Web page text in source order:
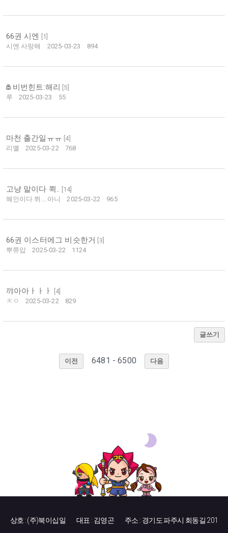
66권 시엔 1
시엔 사랑해
2025-03-23 894
비번힌트:해리 5
루
2025-03-23 55
마천 출간일ㅠㅠ 4]
리옐
2025-03-22 768
고냥 말이다 쮝.. 14]
혜인이다 쮜….아니
2025-03-22 965
66권 이스터에그 비슷한거 3
뿌쮸압
2025-03-22 1124
꺄아아ㅏㅏㅏ 4]
ㅊㅇ
2025-03-22 829
글쓰기
이전 6481 - 6500 다음
상호 : (주)북이십일 대표 : 김영곤 주소 : 경기도 파주시 회동길 201